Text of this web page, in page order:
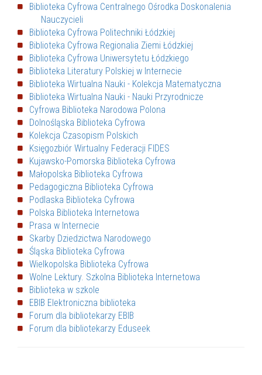
Biblioteka Cyfrowa Centralnego Ośrodka Doskonalenia
Nauczycieli
Biblioteka Cyfrowa Politechniki Łódzkiej
Biblioteka Cyfrowa Regionalia Ziemi Łódzkiej
Biblioteka Cyfrowa Uniwersytetu Łódzkiego
Biblioteka Literatury Polskiej w Internecie
Biblioteka Wirtualna Nauki - Kolekcja Matematyczna
Biblioteka Wirtualna Nauki - Nauki Przyrodnicze
Cyfrowa Biblioteka Narodowa Polona
Dolnośląska Biblioteka Cyfrowa
Kolekcja Czasopism Polskich
Księgozbiór Wirtualny Federacji FIDES
Kujawsko-Pomorska Biblioteka Cyfrowa
Małopolska Biblioteka Cyfrowa
Pedagogiczna Biblioteka Cyfrowa
Podlaska Biblioteka Cyfrowa
Polska Biblioteka Internetowa
Prasa w Internecie
Skarby Dziedzictwa Narodowego
Śląska Biblioteka Cyfrowa
Wielkopolska Biblioteka Cyfrowa
Wolne Lektury. Szkolna Biblioteka Internetowa
Biblioteka w szkole
EBIB Elektroniczna biblioteka
Forum dla bibliotekarzy EBIB
Forum dla bibliotekarzy Eduseek